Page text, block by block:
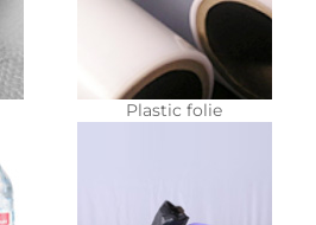
Plastic folie